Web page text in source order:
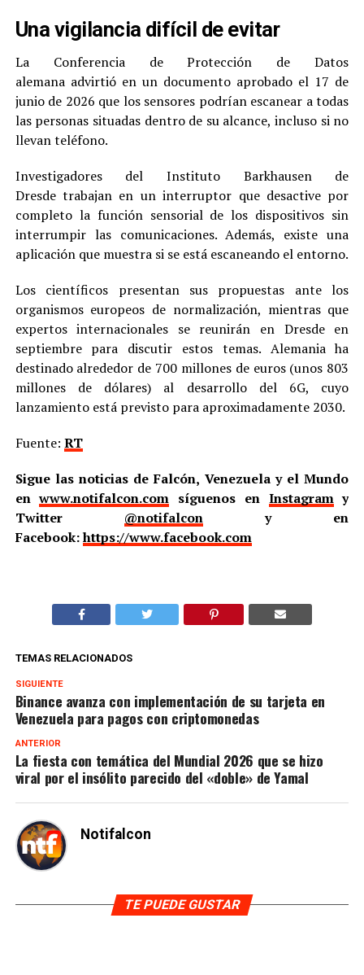
Una vigilancia difícil de evitar
La Conferencia de Protección de Datos
alemana advirtió en un documento aprobado el 17 de
junio de 2026 que los sensores podrían escanear a todas
las personas situadas dentro de su alcance, incluso si no
llevan teléfono.
Investigadores del Instituto Barkhausen de
Dresde trabajan en un interruptor que desactive por
completo la función sensorial de los dispositivos sin
interrumpir las comunicaciones. Además, existe una
aplicación que muestra si se está escaneando el entorno.
Los científicos presentan sus propuestas ante los
organismos europeos de normalización, mientras que
expertos internacionales se reunirán en Dresde en
septiembre para discutir estos temas. Alemania ha
destinado alrededor de 700 millones de euros (unos 803
millones de dólares) al desarrollo del 6G, cuyo
lanzamiento está previsto para aproximadamente 2030.
Fuente: RT
Sigue las noticias de Falcón, Venezuela y el Mundo
enwww.notifalcon.com síguenos en Instagramy
Twitter @notifalcony en
Facebook:https://www.facebook.com
TEMAS RELACIONADOS
SIGUIENTE
Binance avanza con implementación de su tarjeta en
Venezuela para pagos con criptomonedas
ANTERIOR
La fiesta con temática del Mundial 2026 que se hizo
viral por el insólito parecido del «doble» de Yamal
Notifalcon
TE PUEDE GUSTAR